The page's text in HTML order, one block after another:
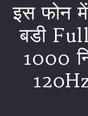
इस फोन
बडी
1000